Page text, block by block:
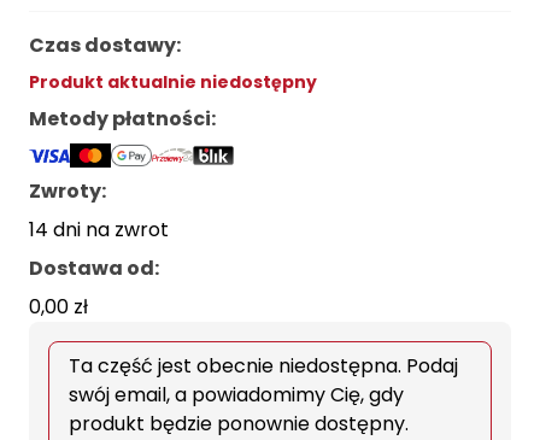
Czas dostawy:
Produkt aktualnie niedostępny
Metody płatności:
Zwroty:
14 dni na zwrot
Dostawa od:
0,00 zł
Ta część jest obecnie niedostępna. Podaj
swój email, a powiadomimy Cię, gdy
produkt będzie ponownie dostępny.